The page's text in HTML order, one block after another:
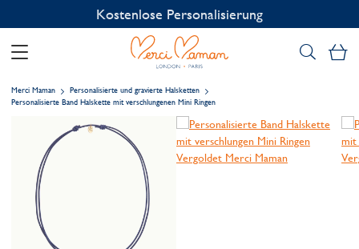
Kostenlose Personalisierung
Merci Maman
Personalisierte und gravierte Halsketten
Personalisierte Band Halskette mit verschlungenen Mini Ringen